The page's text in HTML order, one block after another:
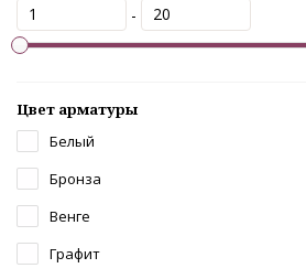
-
Цвет арматуры
Белый
Бронза
Венге
Графит